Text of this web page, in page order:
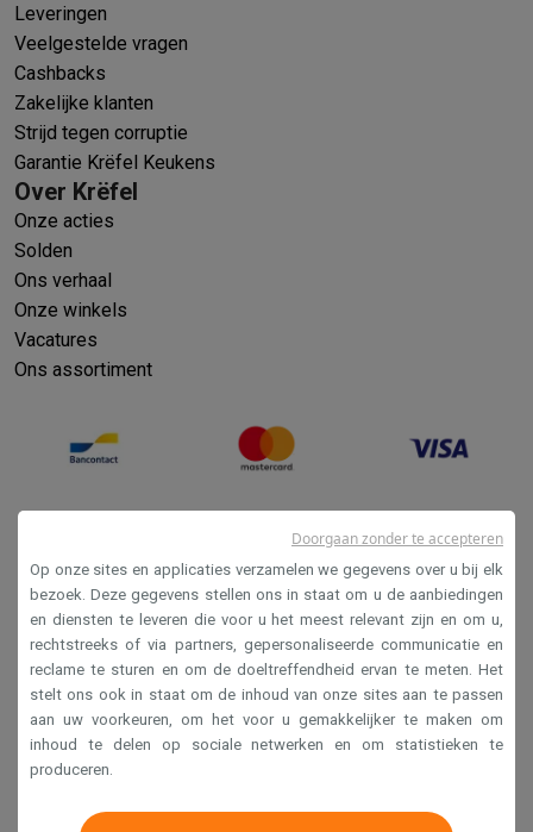
Leveringen
Veelgestelde vragen
Cashbacks
Zakelijke klanten
Strijd tegen corruptie
Garantie Krëfel Keukens
Over Krëfel
Onze acties
Solden
Ons verhaal
Onze winkels
Vacatures
Ons assortiment
Verkoopsvoorwaarden
Privacy
Disclaimer
Cookies
Op onze sites en applicaties verzamelen we gegevens over u bij elk
bezoek. Deze gegevens stellen ons in staat om u de aanbiedingen
en diensten te leveren die voor u het meest relevant zijn en om u,
rechtstreeks of via partners, gepersonaliseerde communicatie en
reclame te sturen en om de doeltreffendheid ervan te meten. Het
stelt ons ook in staat om de inhoud van onze sites aan te passen
aan uw voorkeuren, om het voor u gemakkelijker te maken om
inhoud te delen op sociale netwerken en om statistieken te
produceren.
Doorgaan zonder te accepteren